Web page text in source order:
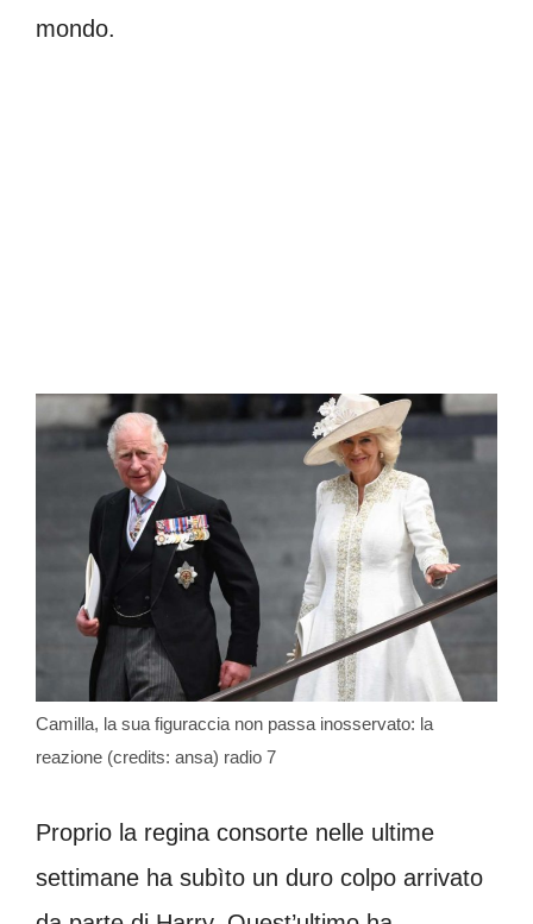
mondo.
Camilla, la sua figuraccia non passa inosservato: la
reazione (credits: ansa) radio 7
Proprio la regina consorte nelle ultime
settimane ha subìto un duro colpo arrivato